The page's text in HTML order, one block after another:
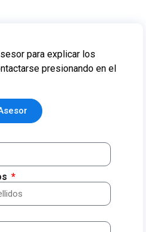
para explicar los
presionando en el